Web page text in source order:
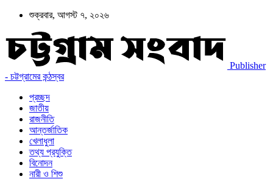
শুক্রবার, আগস্ট ৭, ২০২৬
Publisher
- চট্টগ্রামের কন্ঠস্বর
প্রচ্ছদ
জাতীয়
রাজনীতি
আন্তর্জাতিক
খেলাধুলা
তথ্য প্রযুক্তি
বিনোদন
নারী ও শিশু